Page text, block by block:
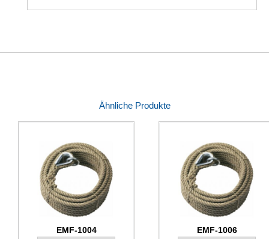
Ähnliche Produkte
EMF-1004 EMF-1006